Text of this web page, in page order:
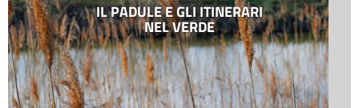
IL PADULE E GLI ITINERARI
NEL VERDE